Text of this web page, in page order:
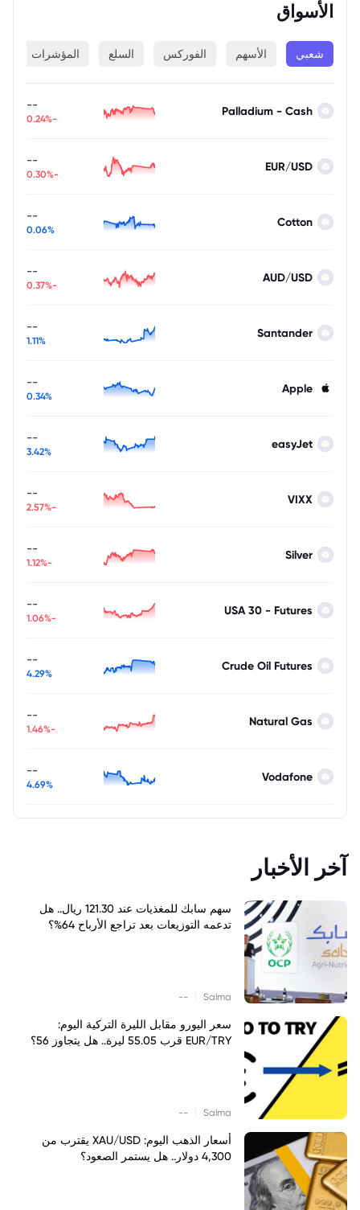
الأسواق
شعبي الأسهم الفوركس السلع المؤشرات
Palladium - Cash
--
-0.24%
EUR/USD
--
-0.30%
Cotton
--
0.06%
AUD/USD
--
-0.37%
Santander
--
1.11%
Apple
--
0.34%
easyJet
--
3.42%
VIXX
--
-2.57%
Silver
--
-1.12%
USA 30 - Futures
--
-1.06%
Crude Oil Futures
--
4.29%
Natural Gas
--
-1.46%
Vodafone
--
4.69%
آخر الأخبار
سهم سابك للمغذيات عند 121.30 ريال.. هل
تدعمه التوزيعات بعد تراجع الأرباح 64%؟
Salma
--
سعر اليورو مقابل الليرة التركية اليوم:
EUR/TRY قرب 55.05 ليرة.. هل يتجاوز 56؟
Salma
--
أسعار الذهب اليوم: XAU/USD يقترب من
4,300 دولار.. هل يستمر الصعود؟